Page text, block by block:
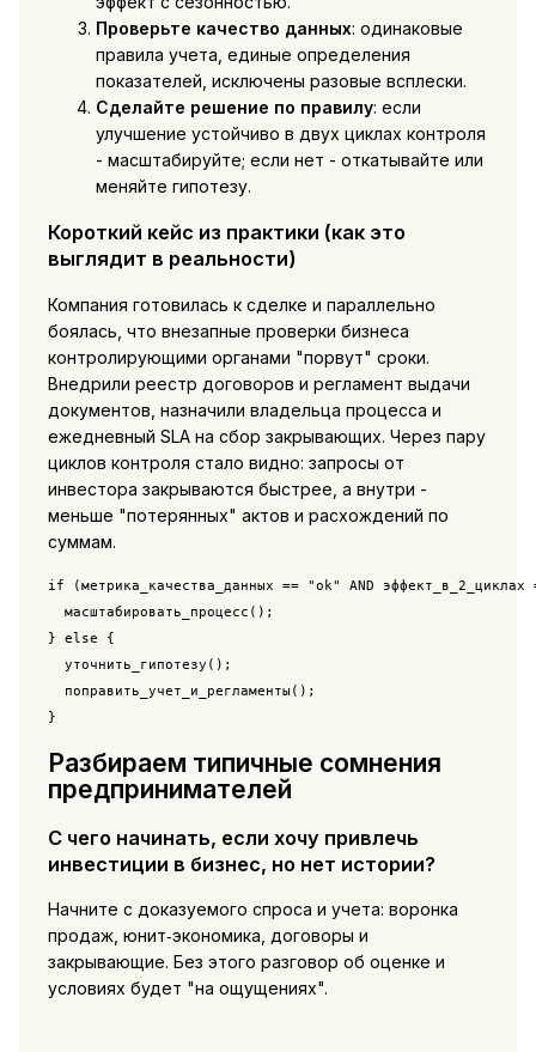
Проверьте качество данных: одинаковые
правила учета, единые определения
показателей, исключены разовые всплески.
Сделайте решение по правилу: если
улучшение устойчиво в двух циклах контроля
- масштабируйте; если нет - откатывайте или
меняйте гипотезу.
Короткий кейс из практики (как это
выглядит в реальности)
Компания готовилась к сделке и параллельно
боялась, что внезапные проверки бизнеса
контролирующими органами "порвут" сроки.
Внедрили реестр договоров и регламент выдачи
документов, назначили владельца процесса и
ежедневный SLA на сбор закрывающих. Через пару
циклов контроля стало видно: запросы от
инвестора закрываются быстрее, а внутри -
меньше "потерянных" актов и расхождений по
суммам.
if (метрика_качества_данных == "ok" AND
  масштабировать_процесс();
} else {
  уточнить_гипотезу();
  поправить_учет_и_регламенты();
}
Разбираем типичные сомнения
предпринимателей
С чего начинать, если хочу привлечь
инвестиции в бизнес, но нет истории?
Начните с доказуемого спроса и учета: воронка
продаж, юнит‑экономика, договоры и
закрывающие. Без этого разговор об оценке и
условиях будет "на ощущениях".